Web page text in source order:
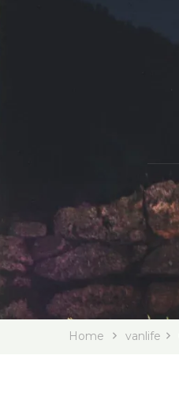
Home vanlife